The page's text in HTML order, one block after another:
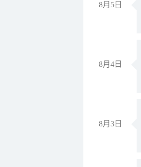
8月5日
8月4日
8月3日